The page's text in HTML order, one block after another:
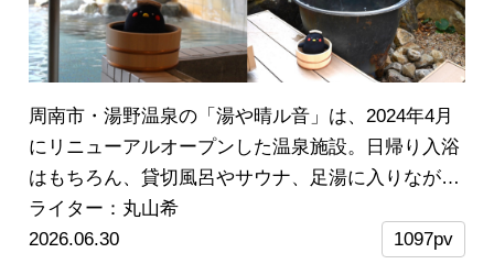
周南市・湯野温泉の「湯や晴ル音」は、2024年4月
にリニューアルオープンした温泉施設。日帰り入浴
はもちろん、貸切風呂やサウナ、足湯に入りながら
かき氷が食べられるカフェまで、“今の湯野温泉”を
象徴する新しい体験がそろっています。今回は、実
ライター：丸山希
2026.06.30
1097pv